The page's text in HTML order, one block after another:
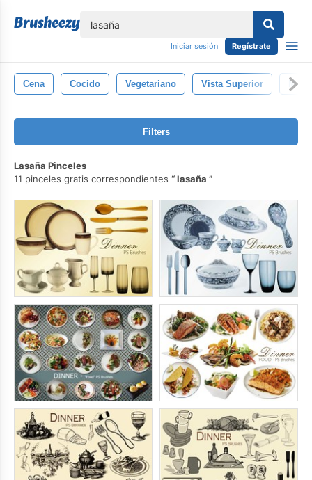
Iniciar sesión Regístrate
Cena Cocido Vegetariano Vista Superior Mesa
Filters
Lasaña Pinceles
11 pinceles gratis correspondientes
lasaña